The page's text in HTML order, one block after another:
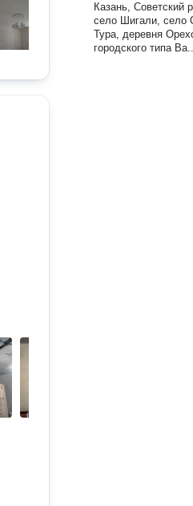
Казань, Советский
село Шигали, село
Тура, деревня
городского типа